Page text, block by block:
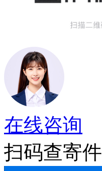
在线咨询
扫码查寄件